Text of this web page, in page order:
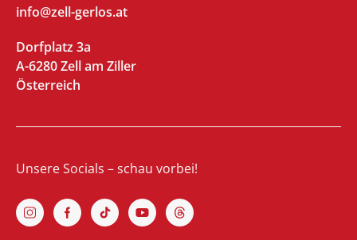
info@zell-gerlos.at
Dorfplatz 3a
A-6280 Zell am Ziller
Österreich
Unsere Socials – schau vorbei!